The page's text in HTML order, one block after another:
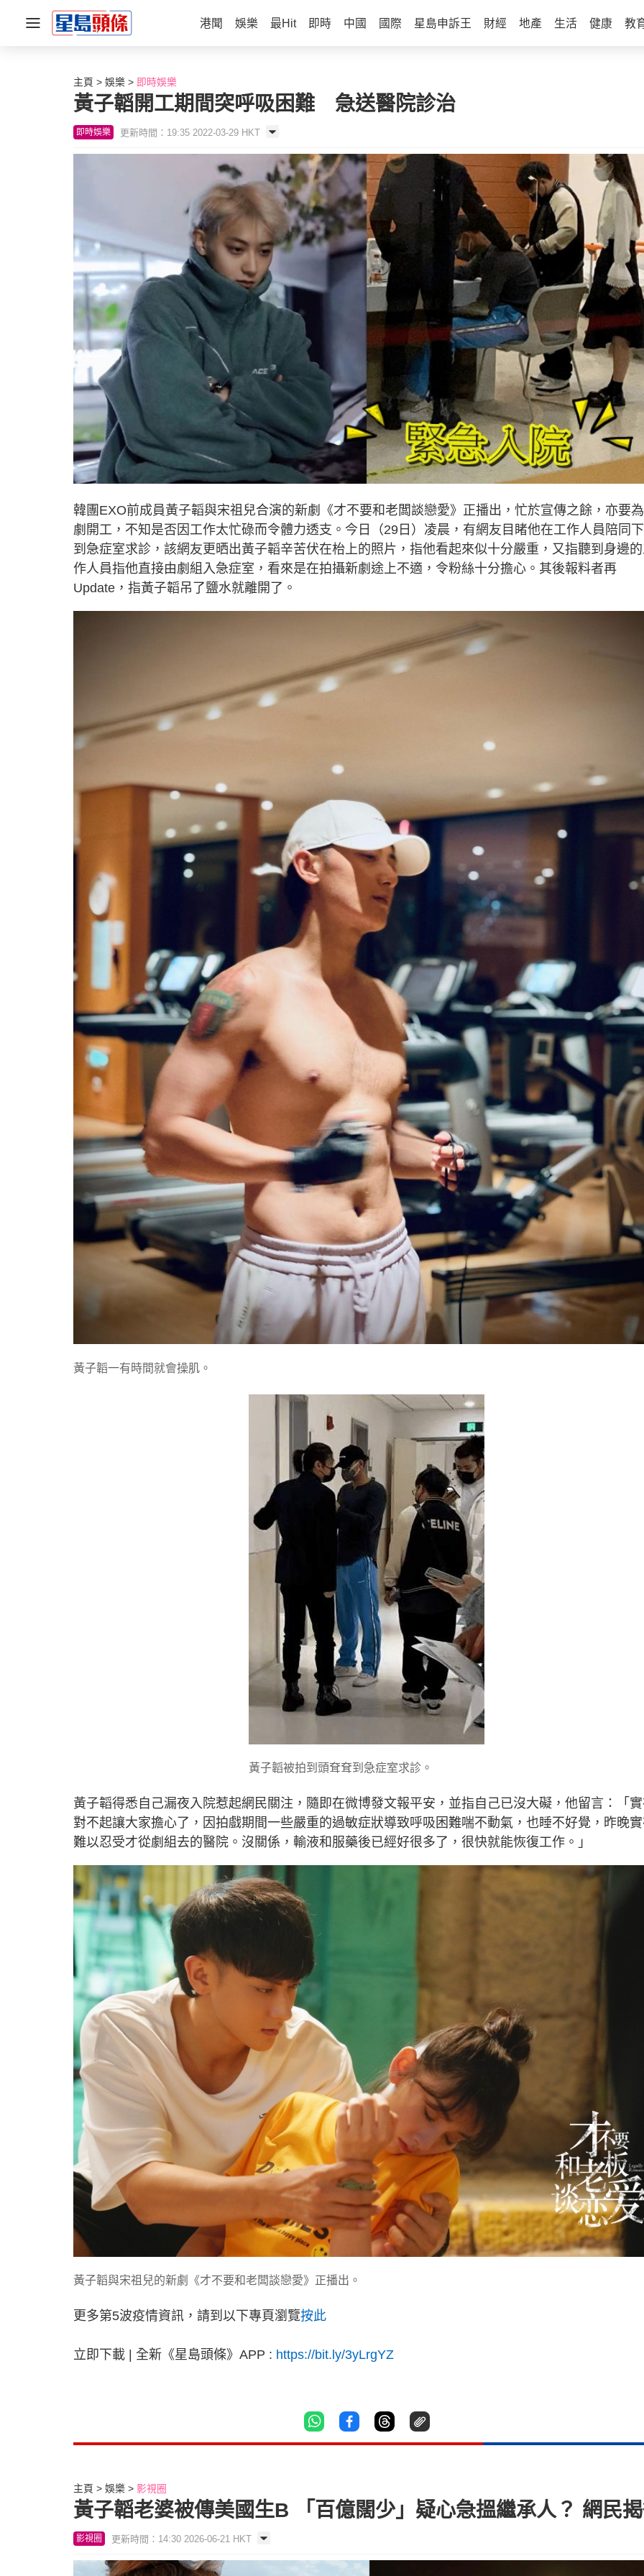
港聞 娛樂 最Hit 即時 中國 國際 星島申訴王 財經 地產 生活 健康 教
主頁 娛樂 即時娛樂
黃子韜開工期間突呼吸困難 急送醫院診治
即時娛樂 更新時間：19:35 2022-03-29 HKT
韓團EXO前成員黃子韜與宋祖兒合演的新劇《才不要和老闆談戀愛》正播出，忙於宣傳之餘，亦要
劇開工，不知是否因工作太忙碌而令體力透支。今日（29日）凌晨，有網友目睹他在工作人員陪同
到急症室求診，該網友更晒出黃子韜辛苦伏在枱上的照片，指他看起來似十分嚴重，又指聽到身邊
作人員指他直接由劇組入急症室，看來是在拍攝新劇途上不適，令粉絲十分擔心。其後報料者再
Update，指黃子韜吊了鹽水就離開了。
黃子韜一有時間就會操肌。
黃子韜被拍到頭耷耷到急症室求診。
黃子韜得悉自己漏夜入院惹起網民關注，隨即在微博發文報平安，並指自己已沒大礙，他留言：「
對不起讓大家擔心了，因拍戲期間一些嚴重的過敏症狀導致呼吸困難喘不動氣，也睡不好覺，昨晚
難以忍受才從劇組去的醫院。沒關係，輸液和服藥後已經好很多了，很快就能恢復工作。」
黃子韜與宋祖兒的新劇《才不要和老闆談戀愛》正播出。
更多第5波疫情資訊，請到以下專頁瀏覽按此
立即下載 | 全新《星島頭條》APP : https://bit.ly/3yLrgYZ
主頁 娛樂 影視圈
黃子韜老婆被傳美國生B 「百億闊少」疑心急搵繼承人？ 網民
影視圈 更新時間：14:30 2026-06-21 HKT